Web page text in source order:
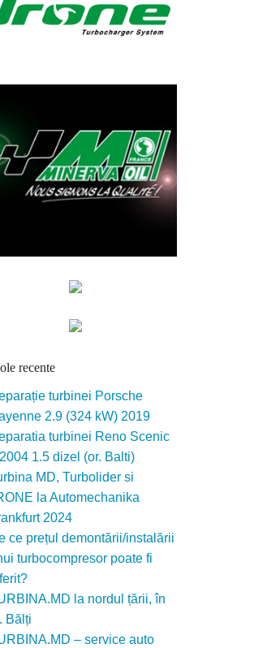
recente
turbinei Porsche
2.9 (324 kW) 2019
turbinei Reno Scenic
1.5 dizel (or. Balti)
MD, Turbolider si
la Automechanika
2024
ce prețul demontării/instalării
turbocompresor poate fi
la nordul țării, în
Bălți
– service auto